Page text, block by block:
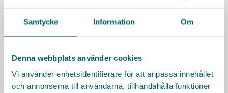
Samtycke Information Om
Denna webbplats använder cookies
Vi använder enhetsidentifierare för att anpassa innehållet
och annonserna till användarna, tillhandahålla funktioner
Polhemsgatan 16, Solna
sadaf.ahmedi@vardaga.se